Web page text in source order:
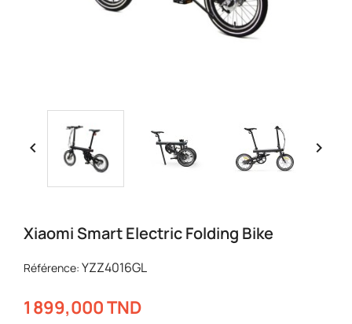
 
Xiaomi Smart Electric Folding Bike
Référence: YZZ4016GL
1 899,000 TND